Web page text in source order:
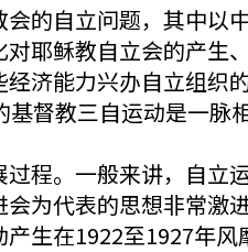
的自立问题，其中
耶稣教自立会的产生
经济能力兴办自立组
督教三自运动是一脉
程。一般来讲，自
为代表的思想非常
生在1922至1927年